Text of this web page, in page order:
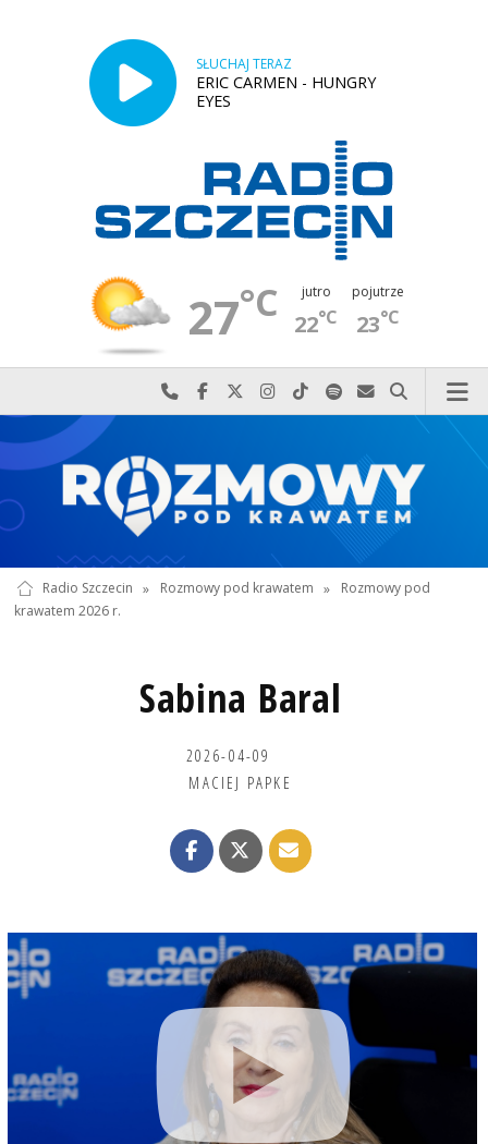
SŁUCHAJ TERAZ
ERIC CARMEN - HUNGRY
EYES
27°C jutro
22°C
pojutrze
23°C
Najlepiej po prostu do nas zadzwoń
Odwiedź nas na Facebook-u
Odwiedź nas na X
Odwiedź nas na Instagram-ie
Odwiedź nas na TikTok-u
Szukaj nas na Spotify
Wyślij do nas
Szukaj
Radio Szczecin » Rozmowy pod krawatem »
Rozmowy pod
krawatem 2026 r.
Sabina Baral
2026-04-09
MACIEJ PAPKE